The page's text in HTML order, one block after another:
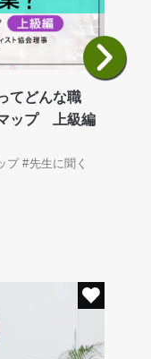
てどんな職
ップ 上級編
プ
先生に聞く